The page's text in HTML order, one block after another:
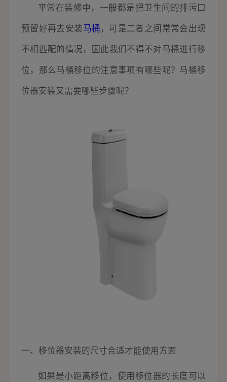
平常在装修中，一般都是把卫生间的排污口
预留好再去安装马桶，可是二者之间常常会出现
不相匹配的情况，因此我们不得不对马桶进行移
位，那么马桶移位的注意事项有哪些呢？马桶移
位器安装又需要哪些步骤呢？
一、移位器安装的尺寸合适才能使用方面
如果是小距离移位，使用移位器的长度可以